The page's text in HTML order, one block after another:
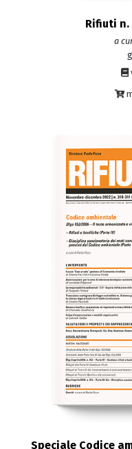
Rifiuti n.
a
Speciale Codice